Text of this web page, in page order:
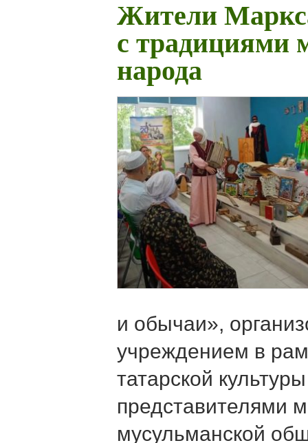
Жители
с традициями
народа
и обычаи»,
учреждением в
татарской
представителями
мусульманской